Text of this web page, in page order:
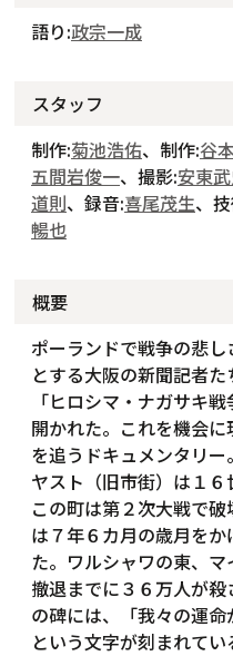
語り:政宗一成
スタッフ
制作:菊池浩佑、制作:谷
五間岩俊一、撮影:安東
道則、録音:喜尾茂生、
暢也
概要
ポーランドで戦争の悲
とする大阪の新聞記者
「ヒロシマ・ナガサキ
開かれた。これを機会
を追うドキュメンタリ
ヤスト（旧市街）は１
この町は第２次大戦で
は７年６カ月の歳月を
た。ワルシャワの東、
撤退までに３６万人が
の碑には、「我々の運命
という文字が刻まれてい